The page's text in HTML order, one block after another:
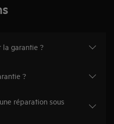
la garantie ?
?
réparation sous